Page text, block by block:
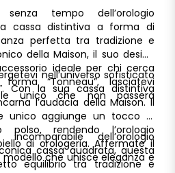
senza tempo dell’orologio
cassa distintiva a forma di
perfetta tra tradizione e
della Maison, il suo design
ideale per chi cerca
“Tonneau”, lasciatevi
unico che non passerà
nell’universo sofisticato
Con la sua cassa distintiva
l’audacia della Maison. Il
unico aggiunge un tocco di
rendendo l’orologio
di orologeria. Affermate il
che unisce eleganza e
incomparabile dell’orologio
cassa quadrata, questa
equilibrio tra tradizione e